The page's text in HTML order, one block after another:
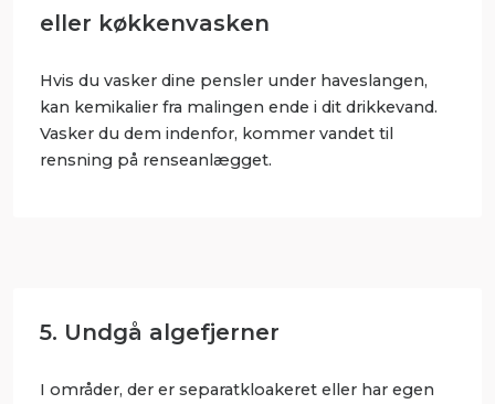
eller køkkenvasken
Hvis du vasker dine pensler under haveslangen,
kan kemikalier fra malingen ende i dit drikkevand.
Vasker du dem indenfor, kommer vandet til
rensning på renseanlægget.
5. Undgå algefjerner
I områder, der er separatkloakeret eller har egen